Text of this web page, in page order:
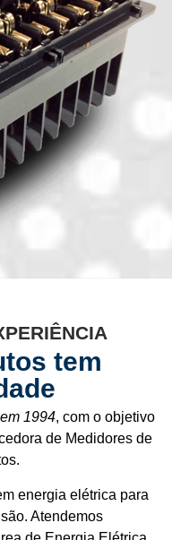
tem
1994, com o objetivo
de Medidores de
energia elétrica para
Atendemos